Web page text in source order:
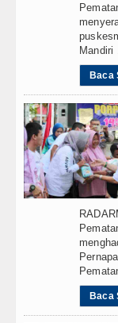
Mandiri
Baca
Baca